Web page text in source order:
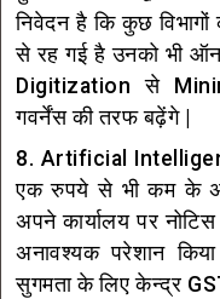
निवेदन है कि कुछ
से रह गई है उनको भी
Digitization से
गवर्नेंस की तरफ बढ़ेंगे |
8. Artificial
एक रुपये से भी कम के
अपने कार्यालय पर
अनावश्यक परेशान
सुगमता के लिए केन्द्र